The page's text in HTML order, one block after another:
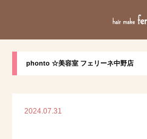
phonto ☆美容室 フェリーネ中野店
2024.07.31